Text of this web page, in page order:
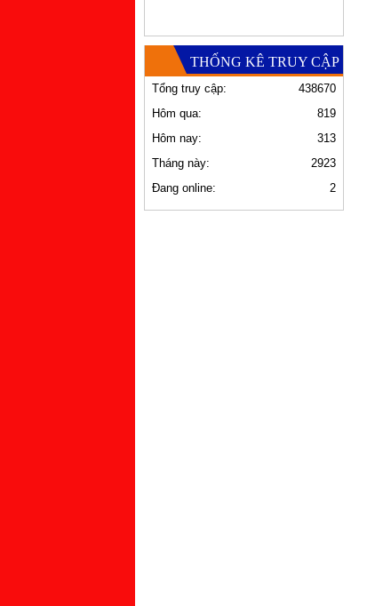
THỐNG KÊ TRUY CẬP
438670
Tổng truy cập:
819
Hôm qua:
313
Hôm nay:
2923
Tháng này:
2
Đang online: